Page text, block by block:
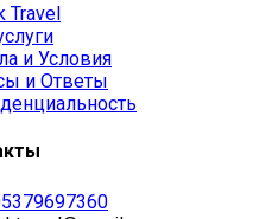
Travel
и Условия
и Ответы